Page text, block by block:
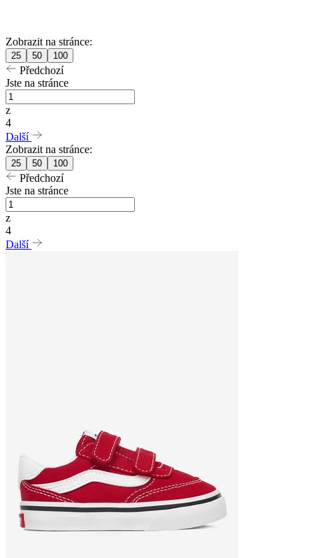
Zobrazit na stránce:
25 50 100
Předchozí
Jste na stránce
z
4
Další
Zobrazit na stránce:
25 50 100
Předchozí
Jste na stránce
z
4
Další